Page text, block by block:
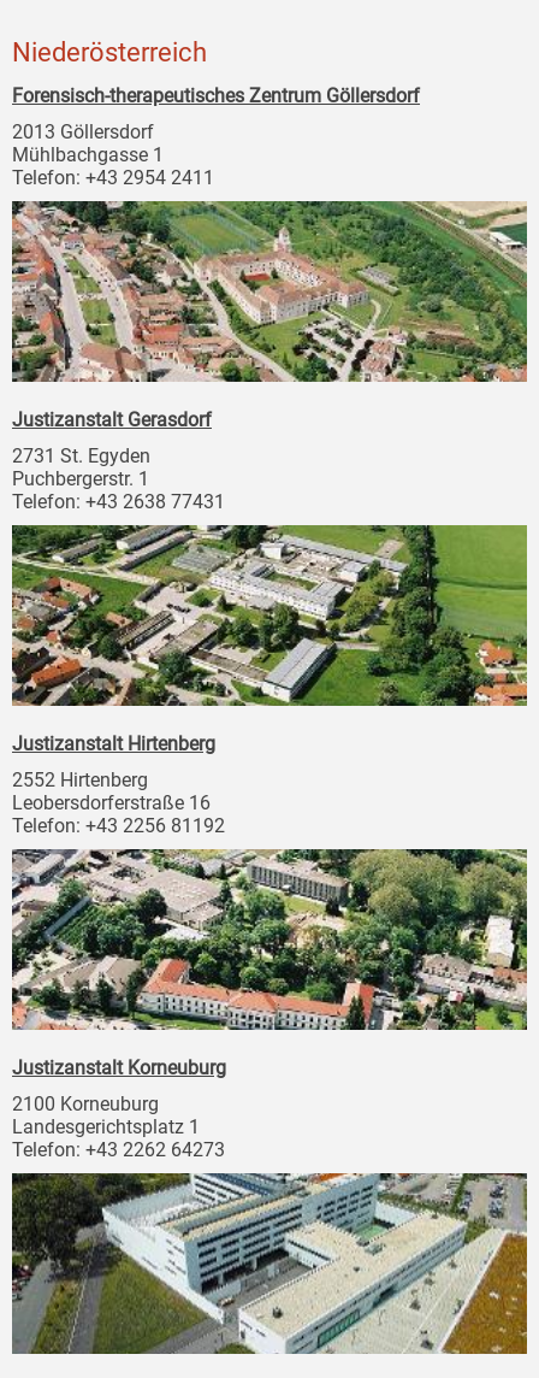
Niederösterreich
Forensisch-therapeutisches Zentrum Göllersdorf
2013 Göllersdorf
Mühlbachgasse 1
Telefon: +43 2954 2411
Justizanstalt Gerasdorf
2731 St. Egyden
Puchbergerstr. 1
Telefon: +43 2638 77431
Justizanstalt Hirtenberg
2552 Hirtenberg
Leobersdorferstraße 16
Telefon: +43 2256 81192
Justizanstalt Korneuburg
2100 Korneuburg
Landesgerichtsplatz 1
Telefon: +43 2262 64273